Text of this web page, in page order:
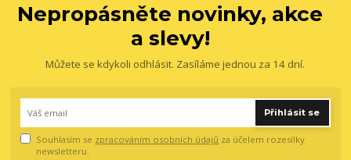
Nepropásněte novinky, akce
a slevy!
Můžete se kdykoli odhlásit. Zasíláme jednou za 14 dní.
Přihlásit se
Souhlasím se zpracováním osobních údajů za účelem rozesílky
newsletteru.